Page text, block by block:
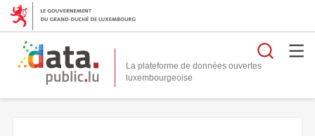
La plateforme de données ouvertes